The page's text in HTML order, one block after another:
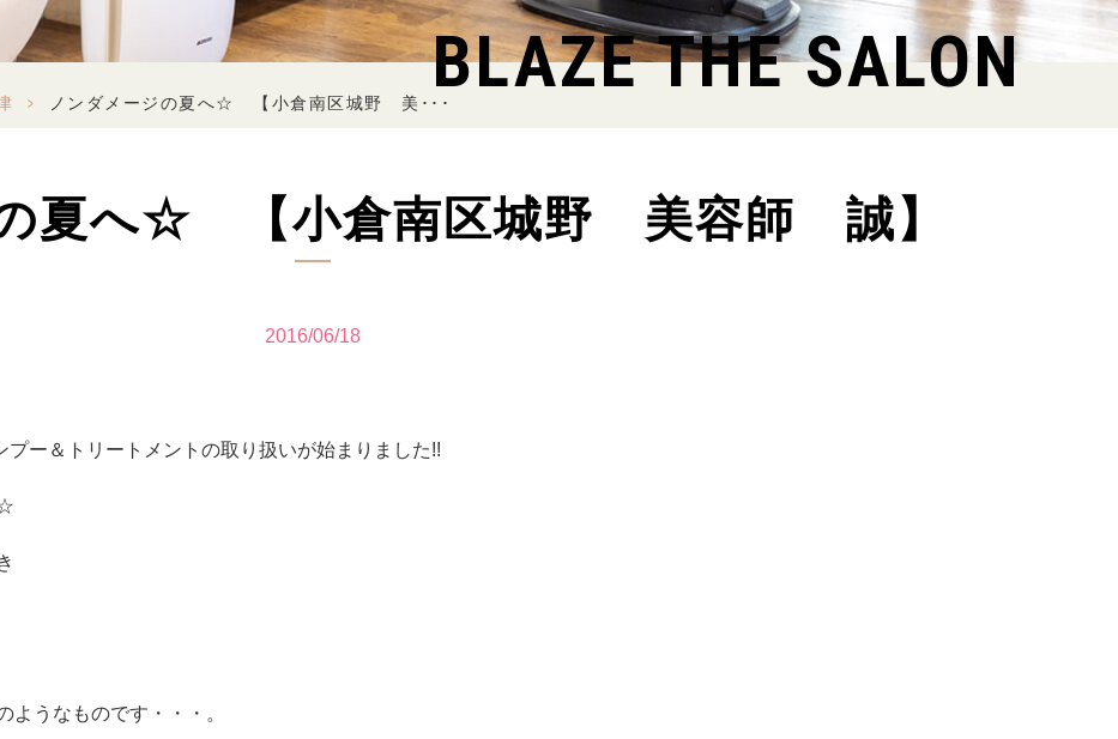
BLAZE THE SALON
> ノンダメージの夏へ☆ 【小倉南区城野 美･･･
夏へ☆ 【小倉南区城野 美容師 誠】
2016/06/18
ー＆トリートメントの取り扱いが始まりました!!
ようなものです・・・。